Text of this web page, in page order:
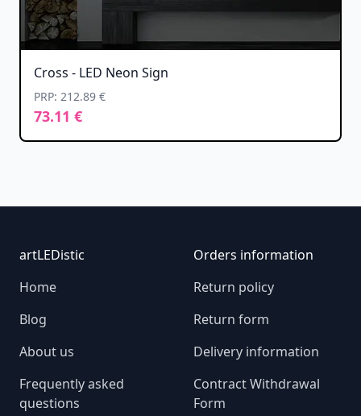
Cross - LED Neon Sign
PRP: 212.89 €
73.11 €
Footer
artLEDistic
Home
Blog
About us
Frequently asked
questions
Orders information
Return policy
Return form
Delivery information
Contract Withdrawal
Form